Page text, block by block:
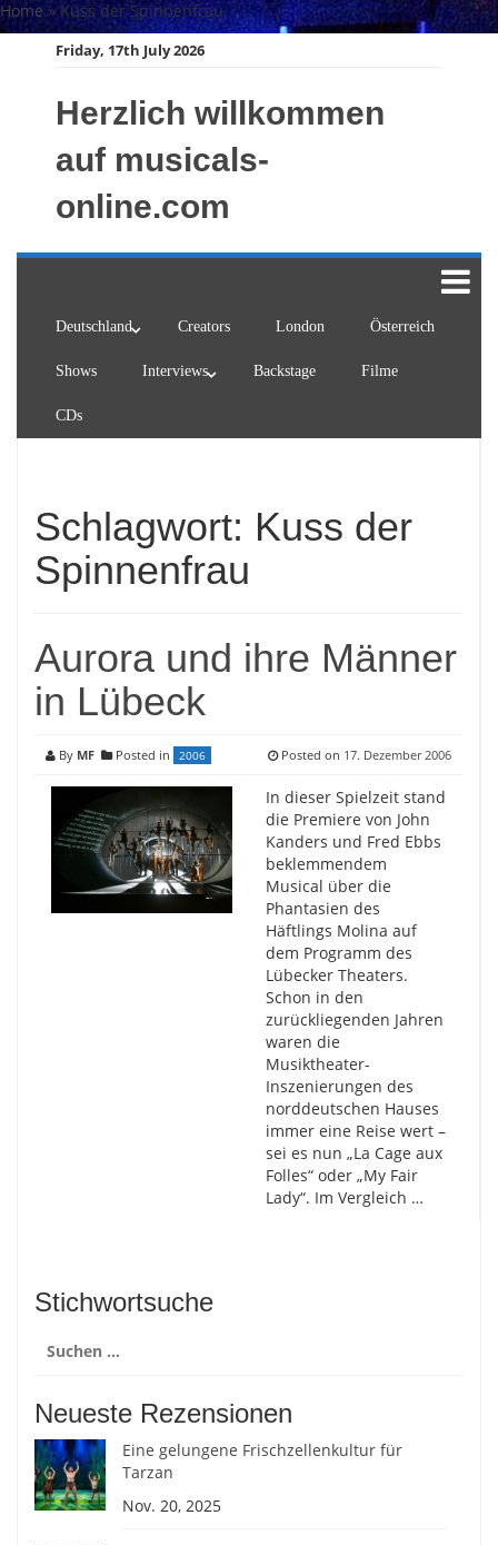
Skip
to
Home» Kuss der Spinnenfrau
Friday, 17th July 2026
Herzlich willkommen
auf musicals-
online.com
Deutschland Creators London Österreich
Shows Interviews Backstage Filme
CDs
Schlagwort: Kuss der
Spinnenfrau
Aurora und ihre Männer
in Lübeck
By MF Posted in 2006 Posted on 17. Dezember 2006
In dieser Spielzeit stand
die Premiere von John
Kanders und Fred Ebbs
beklemmendem
Musical über die
Phantasien des
Häftlings Molina auf
dem Programm des
Lübecker Theaters.
Schon in den
zurückliegenden Jahren
waren die
Musiktheater-
Inszenierungen des
norddeutschen Hauses
immer eine Reise wert –
sei es nun „La Cage aux
Folles“ oder „My Fair
Lady“. Im Vergleich …
Stichwortsuche
nach:
Neueste Rezensionen
Eine gelungene Frischzellenkultur für
Tarzan
Nov. 20, 2025